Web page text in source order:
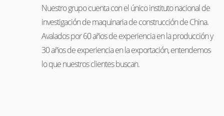
Nuestro grupo cuenta con el único instituto nacional de
investigación de maquinaria de construcción de China.
Avalados por 60 años de experiencia en la producción y
30 años de experiencia en la exportación, entendemos
lo que nuestros clientes buscan.